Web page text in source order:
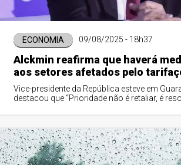
ECONOMIA 09/08/2025 - 18h37
Alckmin reafirma que haverá
aos setores afetados pelo
Vice-presidente da República esteve em
destacou que “Prioridade não é retaliar, é